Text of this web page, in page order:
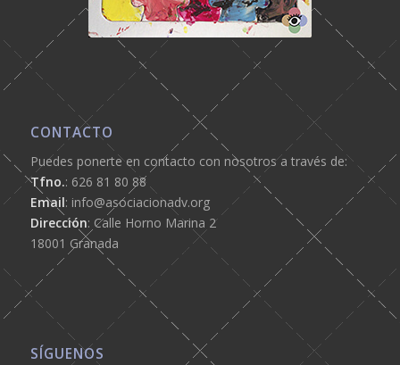
CONTACTO
Puedes ponerte en contacto con nosotros a través de:
Tfno.: 626 81 80 88
Email: info@asociacionadv.org
Dirección: Calle Horno Marina 2
18001 Granada
SÍGUENOS